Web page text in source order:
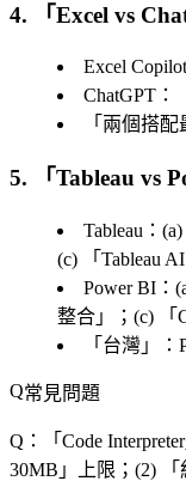
4. 「Excel vs
Excel
ChatGPT：
「 兩個搭配
5. 「Tableau vs
Tableau：(a)
(c) 「 Tableau
Power BI：
整合 」；(c) 「
「 台灣 」：
常見問題
Q：「 Code Interpreter
30MB 」上限；(2) 「